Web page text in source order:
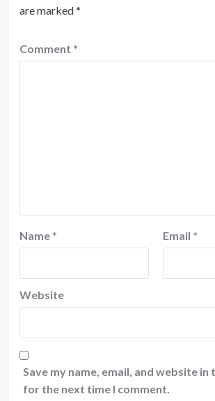
are marked*
Comment *
Name * Email *
Website
Save my name, email, and website
for the next time I comment.